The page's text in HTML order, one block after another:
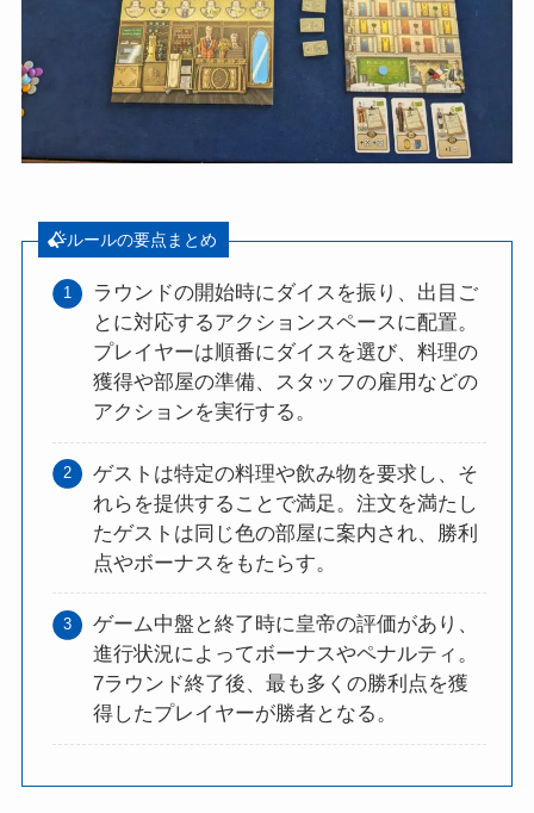
ルールの要点まとめ
ラウンドの開始時にダイスを振り、出目ご
とに対応するアクションスペースに配置。
プレイヤーは順番にダイスを選び、料理の
獲得や部屋の準備、スタッフの雇用などの
アクションを実行する。
ゲストは特定の料理や飲み物を要求し、そ
れらを提供することで満足。注文を満たし
たゲストは同じ色の部屋に案内され、勝利
点やボーナスをもたらす。
ゲーム中盤と終了時に皇帝の評価があり、
進行状況によってボーナスやペナルティ。
7ラウンド終了後、最も多くの勝利点を獲
得したプレイヤーが勝者となる。